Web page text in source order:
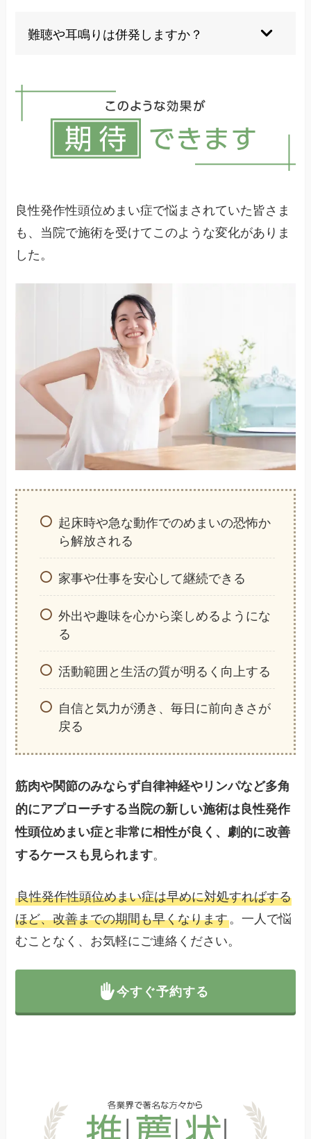
防が必要です。
難聴や耳鳴りは併発しますか？
患も疑います。
良性発作性頭位めまい症で悩まされていた皆さま
も、当院で施術を受けてこのような変化がありま
した。
起床時や急な動作でのめまいの恐怖か
ら解放される
家事や仕事を安心して継続できる
外出や趣味を心から楽しめるようにな
る
活動範囲と生活の質が明るく向上する
自信と気力が湧き、毎日に前向きさが
戻る
筋肉や関節のみならず自律神経やリンパなど多角
的にアプローチする当院の新しい施術は良性発作
性頭位めまい症と非常に相性が良く、劇的に改善
するケースも見られます。
良性発作性頭位めまい症は早めに対処すればする
ほど、改善までの期間も早くなります。一人で悩
むことなく、お気軽にご連絡ください。
今すぐ予約する